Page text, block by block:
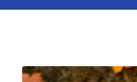
CATEGORÍAS
Abrazos en
CATÁLOGOS